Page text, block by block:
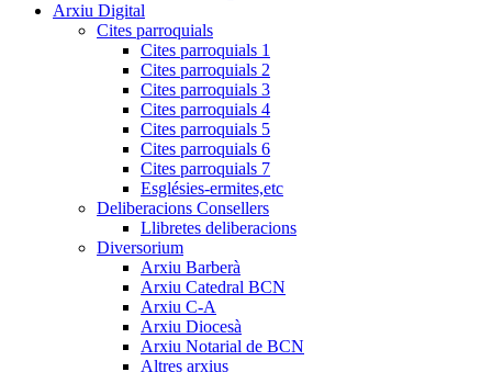
Arxiu Digital
Cites parroquials
Cites parroquials 1
Cites parroquials 2
Cites parroquials 3
Cites parroquials 4
Cites parroquials 5
Cites parroquials 6
Cites parroquials 7
Esglésies-ermites,etc
Deliberacions Consellers
Llibretes deliberacions
Diversorium
Arxiu Barberà
Arxiu Catedral BCN
Arxiu C-A
Arxiu Diocesà
Arxiu Notarial de BCN
Altres arxius